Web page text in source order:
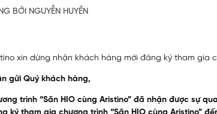
BỞI NGUYỄN HUYỀN
xin dừng nhận khách hàng mới đăng ký tham gia
gửi Quý khách hàng,
trình “Săn HIO cùng Aristino” đã nhận được sự